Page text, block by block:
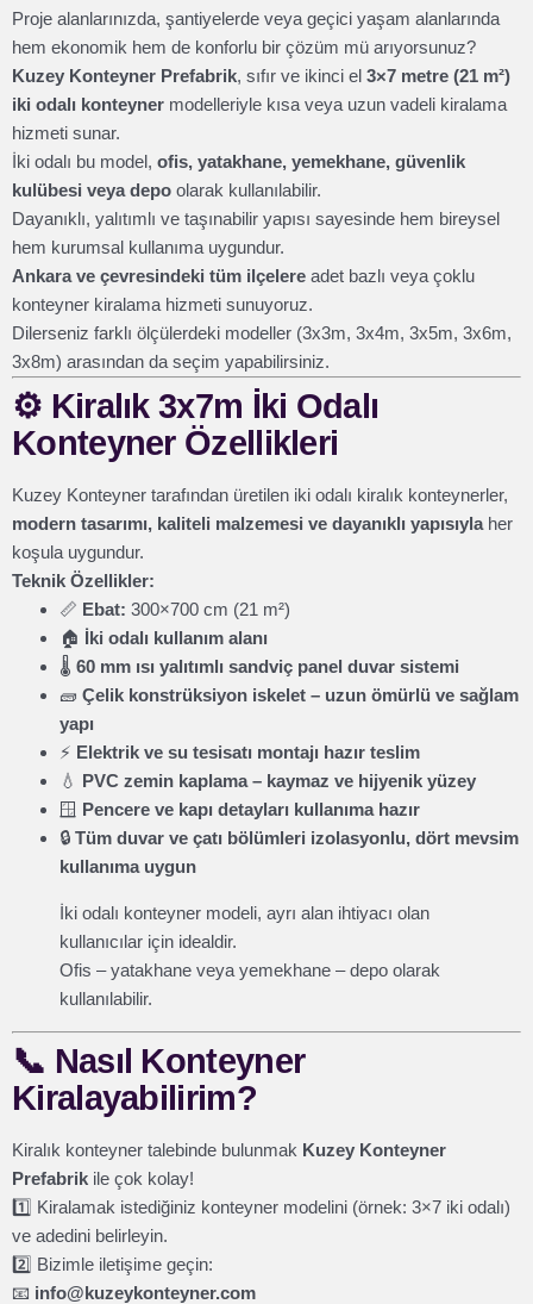
Proje alanlarınızda, şantiyelerde veya geçici yaşam alanlarında
hem ekonomik hem de konforlu bir çözüm mü arıyorsunuz?
Kuzey Konteyner Prefabrik, sıfır ve ikinci el 3×7 metre (21 m²)
iki odalı konteyner modelleriyle kısa veya uzun vadeli kiralama
hizmeti sunar.
İki odalı bu model, ofis, yatakhane, yemekhane, güvenlik
kulübesi veya depo olarak kullanılabilir.
Dayanıklı, yalıtımlı ve taşınabilir yapısı sayesinde hem bireysel
hem kurumsal kullanıma uygundur.
Ankara ve çevresindeki tüm ilçelere adet bazlı veya çoklu
konteyner kiralama hizmeti sunuyoruz.
Dilerseniz farklı ölçülerdeki modeller (3x3m, 3x4m, 3x5m, 3x6m,
3x8m) arasından da seçim yapabilirsiniz.
⚙️ Kiralık 3x7m İki Odalı
Konteyner Özellikleri
Kuzey Konteyner tarafından üretilen iki odalı kiralık konteynerler,
modern tasarımı, kaliteli malzemesi ve dayanıklı yapısıylaher
koşula uygundur.
Teknik Özellikler:
📏 Ebat: 300×700 cm (21 m²)
🏠 İki odalı kullanım alanı
🌡️ 60 mm ısı yalıtımlı sandviç panel duvar sistemi
🧱 Çelik konstrüksiyon iskelet – uzun ömürlü ve sağlam
yapı
⚡ Elektrik ve su tesisatı montajı hazır teslim
💧 PVC zemin kaplama – kaymaz ve hijyenik yüzey
🪟 Pencere ve kapı detayları kullanıma hazır
🔒 Tüm duvar ve çatı bölümleri izolasyonlu, dört mevsim
kullanıma uygun
İki odalı konteyner modeli, ayrı alan ihtiyacı olan
kullanıcılar için idealdir.
Ofis – yatakhane veya yemekhane – depo olarak
kullanılabilir.
📞 Nasıl Konteyner
Kiralayabilirim?
Kiralık konteyner talebinde bulunmak Kuzey Konteyner
Prefabrik ile çok kolay!
1️⃣ Kiralamak istediğiniz konteyner modelini (örnek: 3×7 iki odalı)
ve adedini belirleyin.
2️⃣ Bizimle iletişime geçin:
📧 info@kuzeykonteyner.com